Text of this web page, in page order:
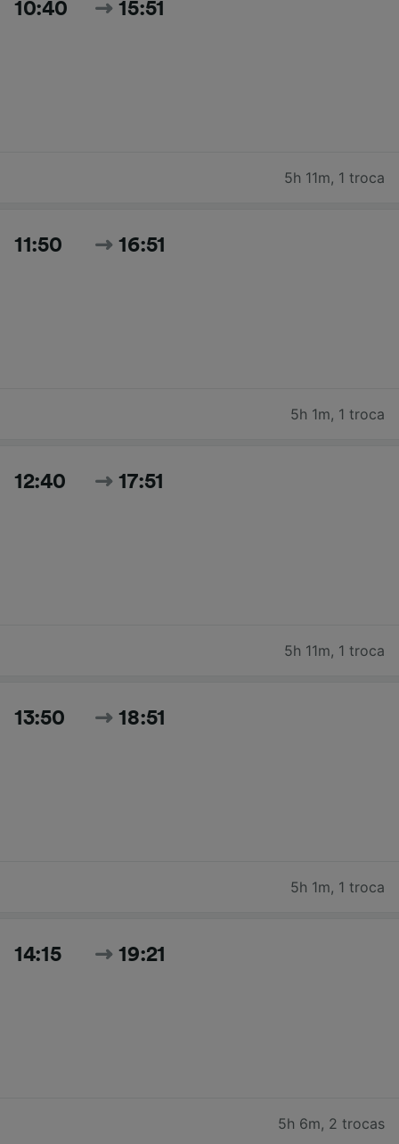
10:40 15:51
5h 11m, 1 troca
11:50 16:51
5h 1m, 1 troca
12:40 17:51
5h 11m, 1 troca
13:50 18:51
5h 1m, 1 troca
14:15 19:21
5h 6m, 2 trocas